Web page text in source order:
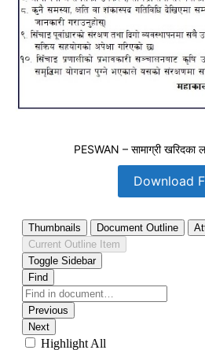
PESWAN – सामाग्री खरिदका
Download